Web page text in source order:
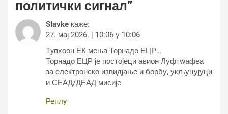
политички сигнал”
Slavke каже:
27. мај 2026. | 10:06 у 10:06
Тyпхоон ЕК мења Торнадо ЕЦР…
Торнадо ЕЦР је постојеци авион Луфтwафеа
за електронско извидјање и борбу, укљуцујуци
и СЕАД/ДЕАД мисије
Реплy